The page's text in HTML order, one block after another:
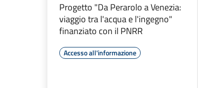
Progetto "Da Perarolo a Venezia:
viaggio tra l'acqua e l'ingegno"
finanziato con il PNRR
Accesso all'informazione